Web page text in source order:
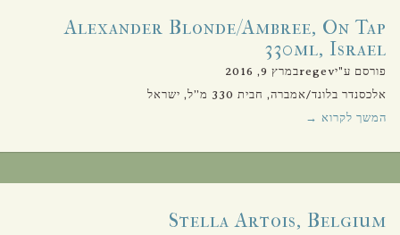
Alexander Blonde/Ambree, On Tap
330ml, Israel
פורסם ע"יregevבמרץ 9, 2016
אלכסנדר בלונד/אמברה, חבית 330 מ”ל, ישראל
המשך לקרוא →
Stella Artois, Belgium